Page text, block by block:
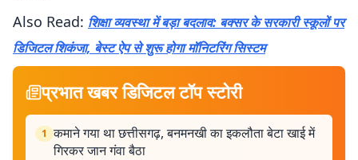
Also Read: शिक्षा व्यवस्था में बड़ा बदलाव: बक्सर के सरकारी स्कूलों पर
डिजिटल शिकंजा, बेस्ट ऐप से शुरू होगा मॉनिटरिंग सिस्टम
प्रभात खबर डिजिटल टॉप स्टोरी
1 कमाने गया था छत्तीसगढ़, बनमनखी का इकलौता बेटा खाई में
गिरकर जान गंवा बैठा